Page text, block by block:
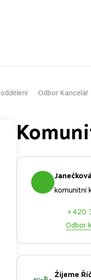
Odbor
komunitní
+420
Odbor
Žijeme
TOGGLE
TOGGLE